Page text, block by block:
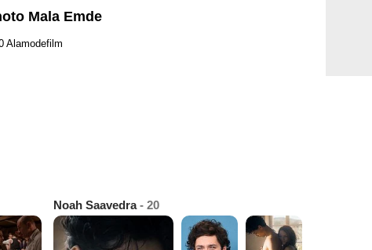
Mala Emde
Alamodefilm
Noah Saavedra- 20